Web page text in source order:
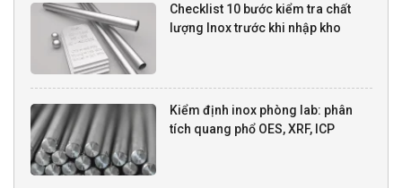
Checklist 10 bước kiểm tra chất
lượng Inox trước khi nhập kho
Kiểm định inox phòng lab: phân
tích quang phổ OES, XRF, ICP